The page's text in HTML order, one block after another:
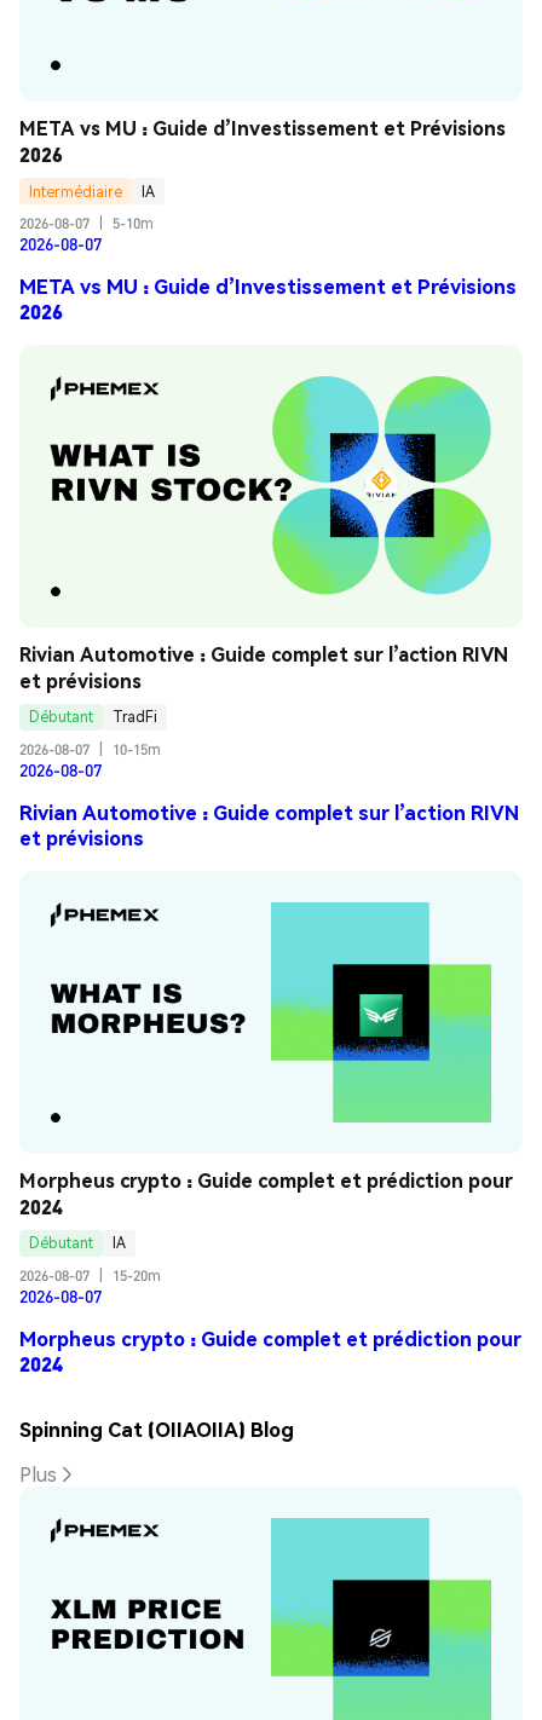
META vs MU : Guide d’Investissement et Prévisions
2026
Intermédiaire
IA
2026-08-07
5-10m
2026-08-07
META vs MU : Guide d’Investissement et Prévisions
2026
Rivian Automotive : Guide complet sur l’action RIVN
et prévisions
Débutant
TradFi
2026-08-07
10-15m
2026-08-07
Rivian Automotive : Guide complet sur l’action RIVN
et prévisions
Morpheus crypto : Guide complet et prédiction pour
2024
Débutant
IA
2026-08-07
15-20m
2026-08-07
Morpheus crypto : Guide complet et prédiction pour
2024
Spinning Cat (OIIAOIIA) Blog
Plus